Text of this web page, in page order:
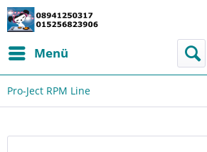
Menü
Pro-Ject RPM Line